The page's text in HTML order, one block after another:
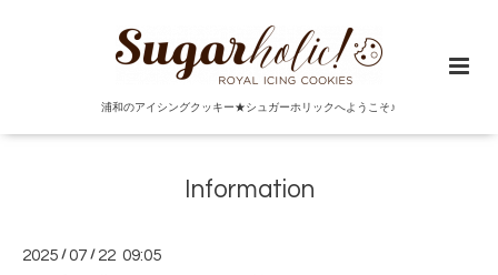
浦和のアイシングクッキー★シュガーホリックへようこそ♪
Information
2025 /07 / 22 09:05